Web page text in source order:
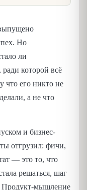
Но
ли
которой всё
что его никто не
а не что
и бизнес-
отгрузил: фичи,
— это то, что
решаться, шаг
Продукт-мышление